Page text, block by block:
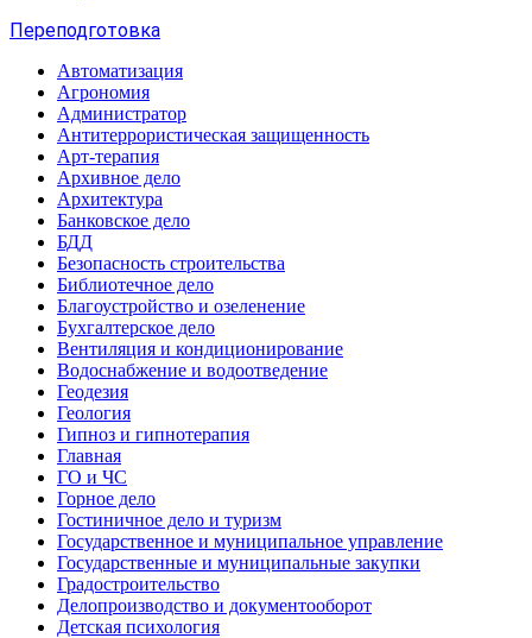
Переподготовка
Автоматизация
Агрономия
Администратор
Антитеррористическая защищенность
Арт-терапия
Архивное дело
Архитектура
Банковское дело
БДД
Безопасность строительства
Библиотечное дело
Благоустройство и озеленение
Бухгалтерское дело
Вентиляция и кондиционирование
Водоснабжение и водоотведение
Геодезия
Геология
Гипноз и гипнотерапия
Главная
ГО и ЧС
Горное дело
Гостиничное дело и туризм
Государственное и муниципальное управление
Государственные и муниципальные закупки
Градостроительство
Делопроизводство и документооборот
Детская психология